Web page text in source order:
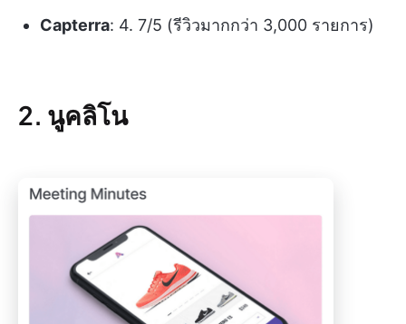
Capterra: 4. 7/5 (รีวิวมากกว่า 3,000 รายการ)
2. นูคลิโน